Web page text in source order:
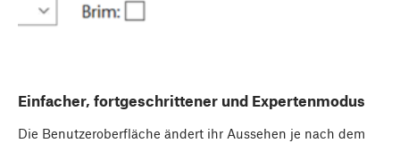
Einfacher, fortgeschrittener und Expertenmodus
Die Benutzeroberfläche ändert ihr Aussehen je nach dem